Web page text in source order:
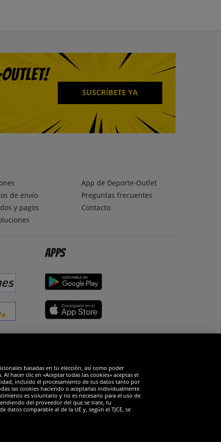
de envío
y pagos
App de Deporte-Outlet
Preguntas frecuentes
Contacto
Apps
basadas en tu elección, así como poder
hacer clic en «Aceptar todas las cookies» aceptas el
incluido el procesamiento de tus datos tanto por
las cookies haciendo o aceptarlas individualmente
es voluntario y no es necesario para el uso de
del proveedor del que se trate, tu
comparable al de la UE y, según el TJCE, se